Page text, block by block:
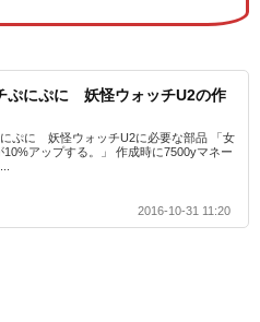
ぷにぷに 妖怪ウォッチU2の作
ぷに 妖怪ウォッチU2に必要な部品 「女
10%アップする。」 作成時に7500yマネー
2016-10-31 11:20